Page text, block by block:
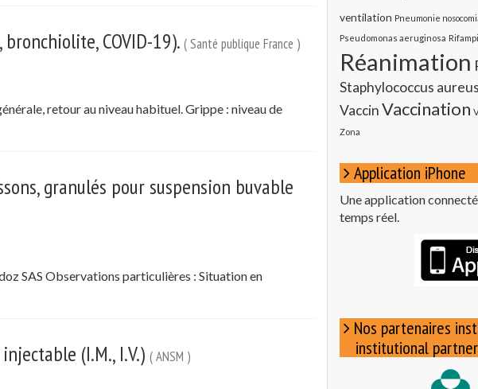
COVID-19). ( Santé publique France )
retour au niveau habituel. Grippe : niveau de
granulés pour suspension buvable
SAS Observations particulières : Situation en
(I.M., I.V.) ( ANSM )
ventilation Pneumonie
Pseudomonas aeruginosa
Réanimation
Staphylococcus aureus
VaccinVaccination
Zona
Application iPhone
Une application
temps réel.
Nos partenaires
institutional